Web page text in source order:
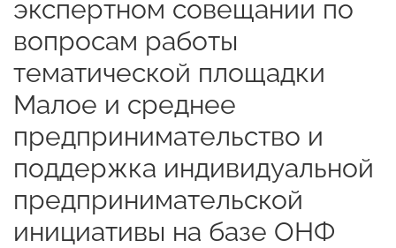
экспертном совещании по
вопросам работы
тематической площадки
Малое и среднее
предпринимательство и
поддержка индивидуальной
предпринимательской
инициативы на базе ОНФ